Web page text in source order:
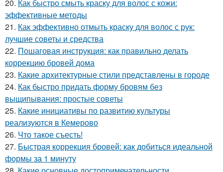
20. Как быстро смыть краску для волос с кожи:
эффективные методы
21. Как эффективно отмыть краску для волос с рук:
лучшие советы и средства
22. Пошаговая инструкция: как правильно делать
коррекцию бровей дома
23. Какие архитектурные стили представлены в городе
24. Как быстро придать форму бровям без
выщипывания: простые советы
25. Какие инициативы по развитию культуры
реализуются в Кемерово
26. Что такое съесть!
27. Быстрая коррекция бровей: как добиться идеальной
формы за 1 минуту